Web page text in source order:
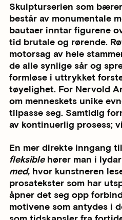
Skulpturserien som
består av monumentale
bautaer inntar figurene
tid brutale og rørende.
motorsag av hele
de alle synlige sår og
formløse i uttrykket
tøyelighet. For Nervold
om menneskets unike
tilpasse seg. Samtidig
av kontinuerlig prosess;
En mer direkte inngang
fleksiblehører man i
med, hvor kunstneren
prosatekster som har
åpner det seg opp
motivene som antydes i